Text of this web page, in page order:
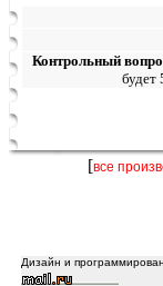
Контрольный
будет
[все
Дизайн и